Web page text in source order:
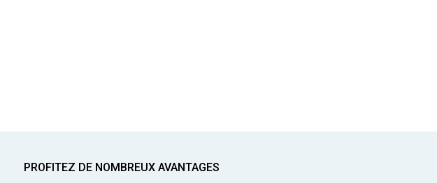
PROFITEZ DE NOMBREUX AVANTAGES